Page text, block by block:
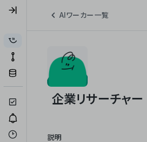
AIワーカー一覧
説明